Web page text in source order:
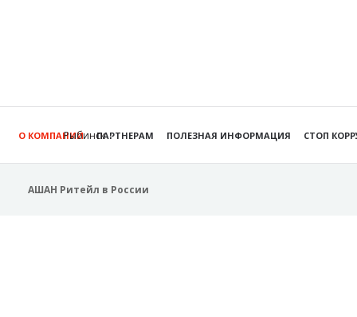
Рыбинск
О КОМПАНИИ ПАРТНЕРАМ ПОЛЕЗНАЯ ИНФОРМАЦИЯ СТОП
АШАН Ритейл в России